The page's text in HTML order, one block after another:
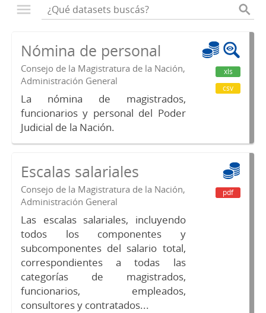
Nómina de personal
Consejo de la Magistratura de la Nación,
Administración General
La nómina de magistrados,
funcionarios y personal del Poder
Judicial de la Nación.
xls
csv
Escalas salariales
Consejo de la Magistratura de la Nación,
Administración General
Las escalas salariales, incluyendo
todos los componentes y
subcomponentes del salario total,
correspondientes a todas las
categorías de magistrados,
funcionarios, empleados,
consultores y contratados...
pdf